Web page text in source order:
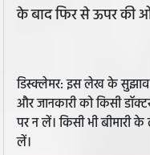
के बाद फिर से ऊपर की
डिस्क्लेमर: इस लेख के सुझाव
और जानकारी को किसी
पर न लें। किसी भी बीमारी
लें।